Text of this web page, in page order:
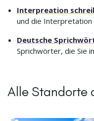
Interpreation
und die
Deutsche
Sprichwörter, die Sie
Alle Standorte